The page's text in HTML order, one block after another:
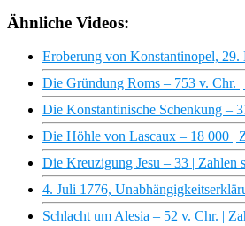
Ähnliche Videos:
Eroberung von Konstantinopel, 29.
Die Gründung Roms – 753 v. Chr.
Die Konstantinische Schenkung –
Die Höhle von Lascaux – 18 000 |
Die Kreuzigung Jesu – 33 | Zahlen
4. Juli 1776,
Schlacht um Alesia – 52 v. Chr. |